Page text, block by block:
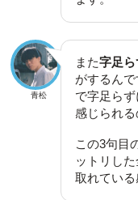
青松
また字足ら
がするん
で字足ら
感じられる
この3句目
ットリし
取れている